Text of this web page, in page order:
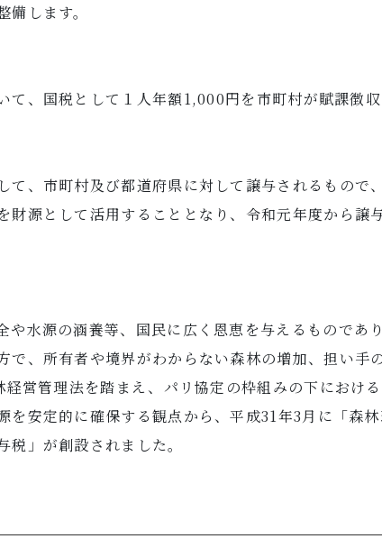
します。
、国税として１人年額1,000円を市町村が賦課徴収
て、市町村及び都道府県に対して譲与されるもので
源として活用することとなり、令和元年度から譲
水源の涵養等、国民に広く恩恵を与えるものであ
、所有者や境界がわからない森林の増加、担い手
営管理法を踏まえ、パリ協定の枠組みの下におけ
安定的に確保する観点から、平成31年3月に「森
」が創設されました。